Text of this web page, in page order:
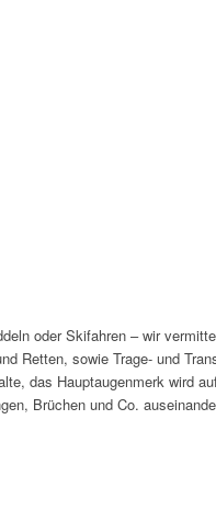
oder Skifahren – wir
Retten, sowie Trage- und
das Hauptaugenmerk wird
Brüchen und Co.